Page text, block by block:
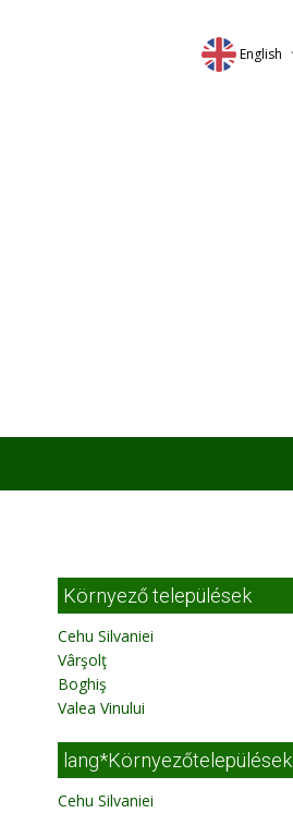
English
Környező települések
Cehu Silvaniei
Vârşolţ
Boghiş
Valea Vinului
lang*Környezőtelepülések
Cehu Silvaniei